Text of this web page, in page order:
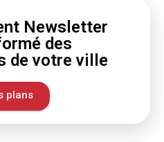
Newsletter
des
de votre ville
plans